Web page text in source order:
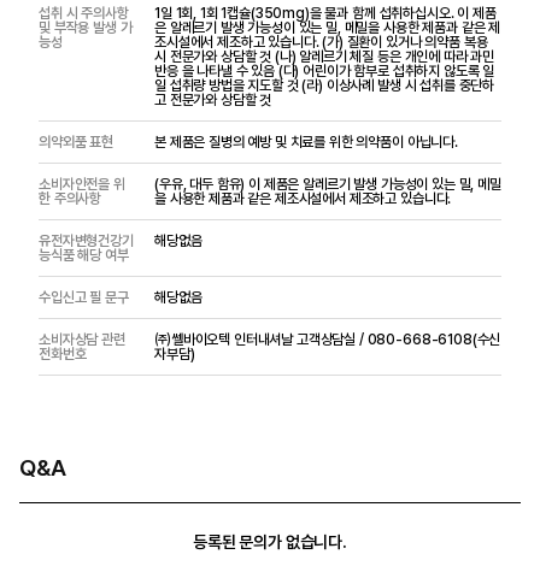
섭취 시 주의사항
및 부작용 발생 가
능성
1일 1회, 1회 1캡슐(350mg)을 물과 함께 섭취하십시오. 이 제품
은 알레르기 발생 가능성이 있는 밀, 메밀을 사용한 제품과 같은 제
조시설에서 제조하고 있습니다. (가) 질환이 있거나 의약품 복용
시 전문가와 상담할 것 (나) 알레르기 체질 등은 개인에 따라 과민
반응 을 나타낼 수 있음 (다) 어린이가 함부로 섭취하지 않도록 일
일 섭취량 방법을 지도할 것 (라) 이상사례 발생 시 섭취를 중단하
고 전문가와 상담할 것
의약외품 표현 본 제품은 질병의 예방 및 치료를 위한 의약품이 아닙니다.
소비자안전을 위
한 주의사항
(우유, 대두 함유) 이 제품은 알레르기 발생 가능성이 있는 밀, 메밀
을 사용한 제품과 같은 제조시설에서 제조하고 있습니다.
유전자변형건강기
능식품 해당 여부
해당없음
수입신고 필 문구 해당없음
소비자상담 관련
전화번호
㈜쎌바이오텍 인터내셔날 고객상담실 / 080-668-6108(수신
자부담)
Q&A
등록된 문의가 없습니다.